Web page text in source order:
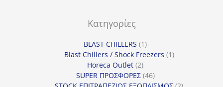
Κατηγορίες
BLAST CHILLERS 11
προϊόν
Blast Chillers / Shock Freezers 11
Horeca Outlet 22
προϊόντα
SUPER ΠΡΟΣΦΟΡΕΣ 4646
προϊόντα2